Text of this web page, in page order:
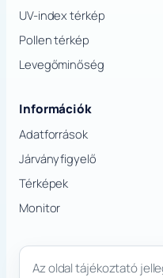
UV-index térkép
Pollen térkép
Levegőminőség
Információk
Adatforrások
Járványfigyelő
Térképek
Monitor
Az oldal tájékoztató